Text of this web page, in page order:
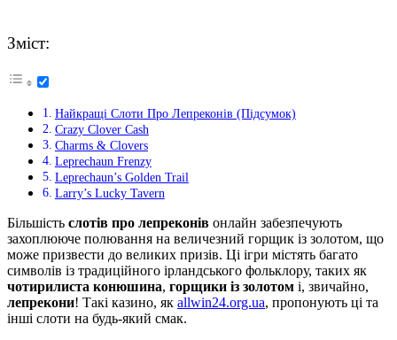
Зміст:
Найкращі Слоти Про Лепреконів (Підсумок)
Crazy Clover Cash
Charms & Clovers
Leprechaun Frenzy
Leprechaun’s Golden Trail
Larry’s Lucky Tavern
Більшість слотів про лепреконів онлайн забезпечують
захоплююче полювання на величезний горщик із золотом, що
може призвести до великих призів. Ці ігри містять багато
символів із традиційного ірландського фольклору, таких як
чотирилиста конюшина, горщики із золотом і, звичайно,
лепрекони! Такі казино, як allwin24.org.ua, пропонують ці та
інші слоти на будь-який смак.